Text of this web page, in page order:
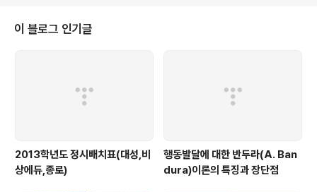
이 블로그 인기글
2013학년도 정시배치표(대성,비
상에듀,종로)
행동발달에 대한 반두라(A. Ban
dura)이론의 특징과 장단점